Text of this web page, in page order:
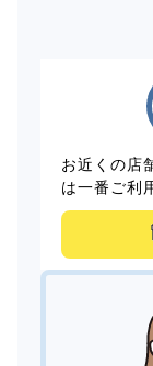
お近くの店
は一番ご利